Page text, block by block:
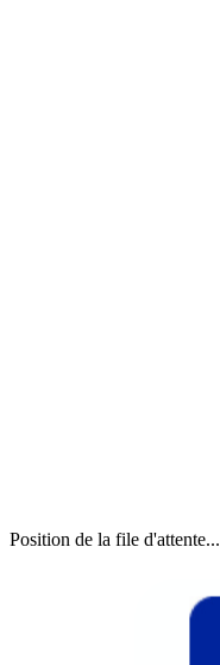
Position de la file d'attente...